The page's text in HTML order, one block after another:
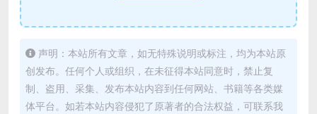
声明：本站所有文章，如无特殊说明或标注，均为本站原
创发布。任何个人或组织，在未征得本站同意时，禁止复
制、盗用、采集、发布本站内容到任何网站、书籍等各类媒
体平台。如若本站内容侵犯了原著者的合法权益，可联系我